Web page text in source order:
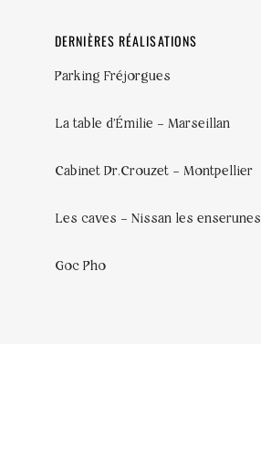
DERNIÈRES RÉALISATIONS
Parking Fréjorgues
La table d’Émilie – Marseillan
Cabinet Dr.Crouzet – Montpellier
Les caves – Nissan les enserunes
Goc Pho